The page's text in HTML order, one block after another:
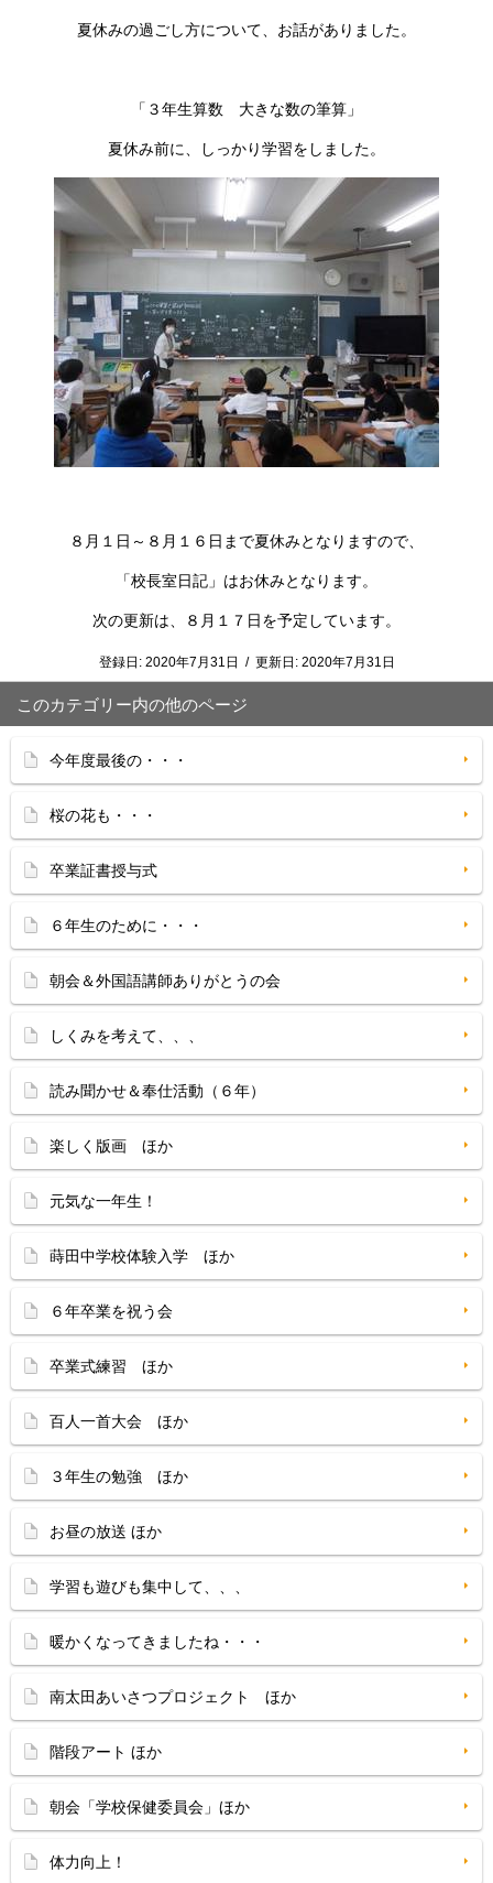
夏休みの過ごし方について、お話がありました。
「３年生算数 大きな数の筆算」
夏休み前に、しっかり学習をしました。
８月１日～８月１６日まで夏休みとなりますので、
「校長室日記」はお休みとなります。
次の更新は、８月１７日を予定しています。
登録日: 2020年7月31日 / 更新日: 2020年7月31日
このカテゴリー内の他のページ
今年度最後の・・・
桜の花も・・・
卒業証書授与式
６年生のために・・・
朝会＆外国語講師ありがとうの会
しくみを考えて、、、
読み聞かせ＆奉仕活動（６年）
楽しく版画 ほか
元気な一年生！
蒔田中学校体験入学 ほか
６年卒業を祝う会
卒業式練習 ほか
百人一首大会 ほか
３年生の勉強 ほか
お昼の放送 ほか
学習も遊びも集中して、、、
暖かくなってきましたね・・・
南太田あいさつプロジェクト ほか
階段アート ほか
朝会「学校保健委員会」ほか
体力向上！